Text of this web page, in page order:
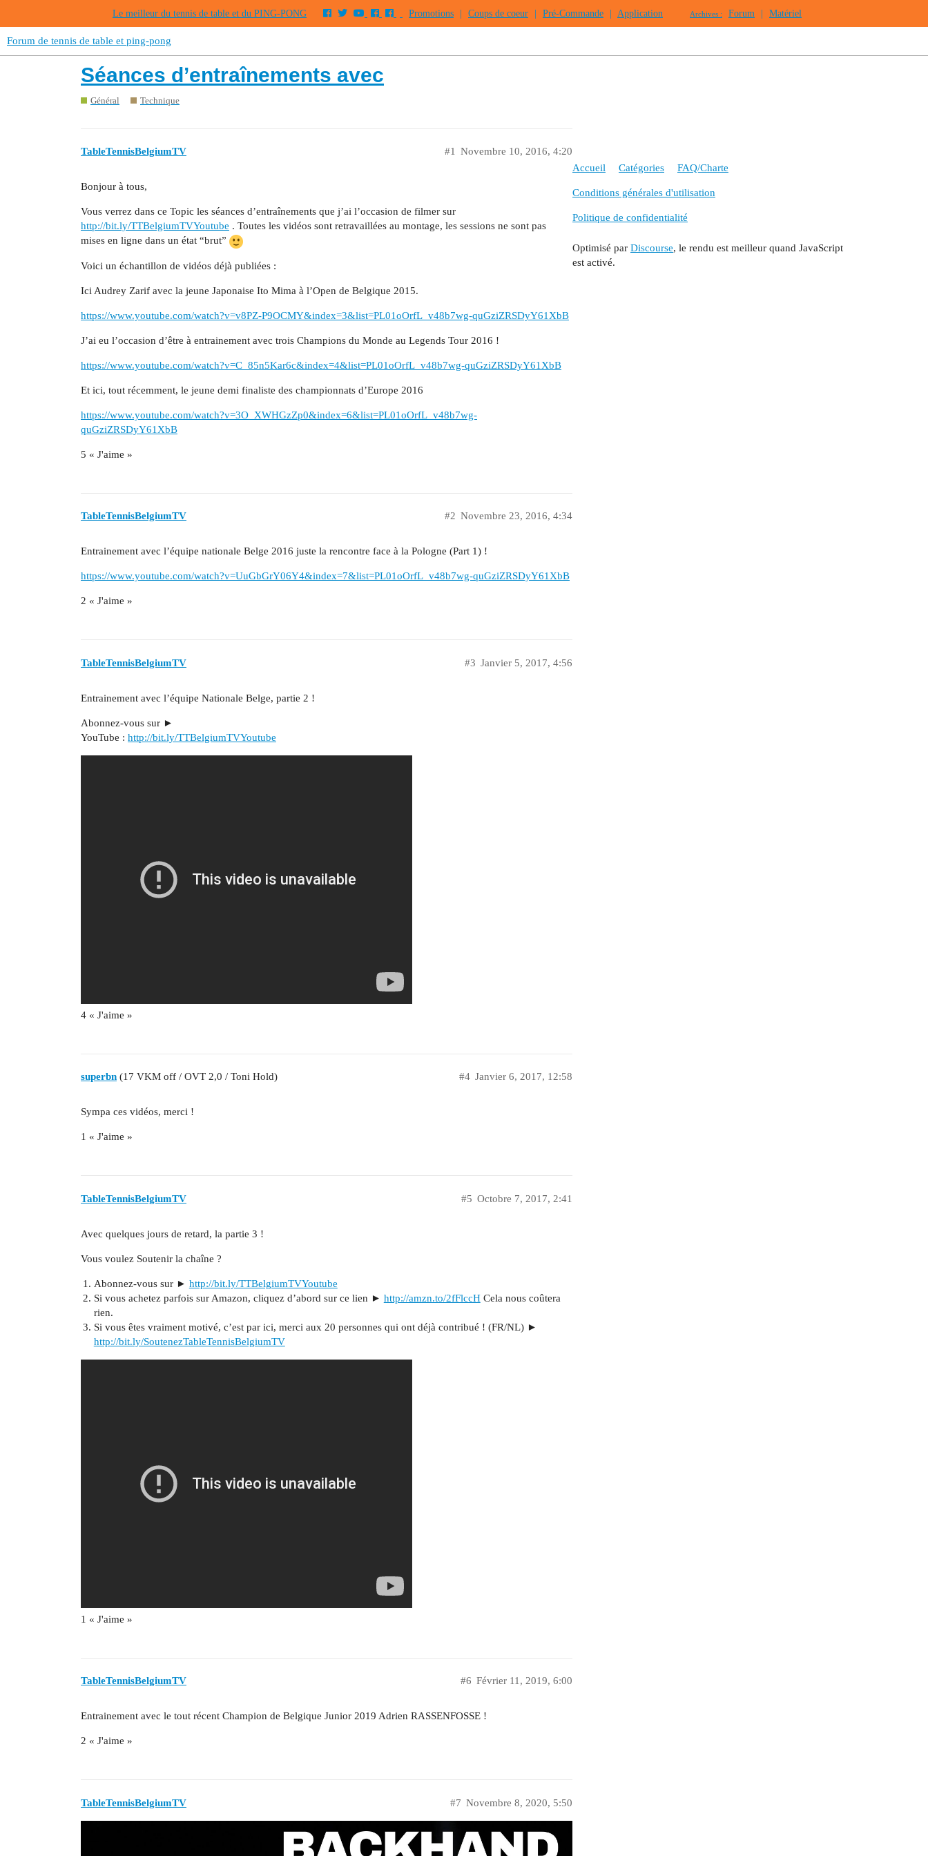
Le meilleur du tennis de table et du PING-PONG Promotions Coups de coeur Pré-Commande Application Archives : Forum Matériel
Forum de tennis de table et ping-pong
Séances d’entraînements avec
Général Technique
TableTennisBelgiumTV Novembre 10, 2016, 4:20
#1
Bonjour à tous,
Vous verrez dans ce Topic les séances d’entraînements que j’ai l’occasion de filmer sur
http://bit.ly/TTBelgiumTVYoutube . Toutes les vidéos sont retravaillées au montage, les sessions ne sont pas
mises en ligne dans un état “brut”
Voici un échantillon de vidéos déjà publiées :
Ici Audrey Zarif avec la jeune Japonaise Ito Mima à l’Open de Belgique 2015.
https://www.youtube.com/watch?v=v8PZ-P9OCMY&index=3&list=PL01oOrfL_v48b7wg-quGziZRSDyY61XbB
J’ai eu l’occasion d’être à entrainement avec trois Champions du Monde au Legends Tour 2016 !
https://www.youtube.com/watch?v=C_85n5Kar6c&index=4&list=PL01oOrfL_v48b7wg-quGziZRSDyY61XbB
Et ici, tout récemment, le jeune demi finaliste des championnats d’Europe 2016
https://www.youtube.com/watch?v=3O_XWHGzZp0&index=6&list=PL01oOrfL_v48b7wg-
quGziZRSDyY61XbB
5 « J'aime »
TableTennisBelgiumTV Novembre 23, 2016, 4:34
#2
Entrainement avec l’équipe nationale Belge 2016 juste la rencontre face à la Pologne (Part 1) !
https://www.youtube.com/watch?v=UuGbGrY06Y4&index=7&list=PL01oOrfL_v48b7wg-quGziZRSDyY61XbB
2 « J'aime »
TableTennisBelgiumTV Janvier 5, 2017, 4:56
#3
Entrainement avec l’équipe Nationale Belge, partie 2 !
Abonnez-vous sur ►
YouTube : http://bit.ly/TTBelgiumTVYoutube
4 « J'aime »
superbn (17 VKM off / OVT 2,0 / Toni Hold) Janvier 6, 2017, 12:58
#4
Sympa ces vidéos, merci !
1 « J'aime »
TableTennisBelgiumTV Octobre 7, 2017, 2:41
#5
Avec quelques jours de retard, la partie 3 !
Vous voulez Soutenir la chaîne ?
Abonnez-vous sur ► http://bit.ly/TTBelgiumTVYoutube
Si vous achetez parfois sur Amazon, cliquez d’abord sur ce lien ► http://amzn.to/2fFlccHCela nous coûtera
rien.
Si vous êtes vraiment motivé, c’est par ici, merci aux 20 personnes qui ont déjà contribué ! (FR/NL) ►
http://bit.ly/SoutenezTableTennisBelgiumTV
1 « J'aime »
TableTennisBelgiumTV Février 11, 2019, 6:00
#6
Entrainement avec le tout récent Champion de Belgique Junior 2019 Adrien RASSENFOSSE !
2 « J'aime »
TableTennisBelgiumTV Novembre 8, 2020, 5:50
#7
Accueil Catégories FAQ/Charte
Conditions générales d'utilisation
Politique de confidentialité
Optimisé par Discourse, le rendu est meilleur quand JavaScript
est activé.